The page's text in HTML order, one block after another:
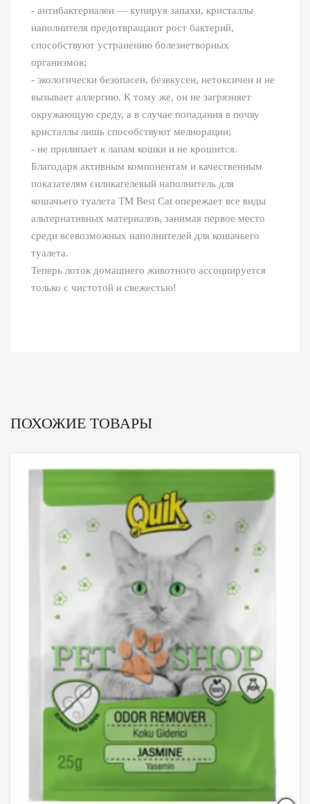
- антибактериален ― купируя запахи, кристаллы
наполнителя предотвращают рост бактерий,
способствуют устранению болезнетворных
организмов;
- экологически безопасен, безвкусен, нетоксичен и не
вызывает аллергию. К тому же, он не загрязняет
окружающую среду, а в случае попадания в почву
кристаллы лишь способствуют мелиорации;
- не прилипает к лапам кошки и не крошится.
Благодаря активным компонентам и качественным
показателям силикагелевый наполнитель для
кошачьего туалета ТМ Best Cat опережает все виды
альтернативных материалов, занимая первое место
среди всевозможных наполнителей для кошачьего
туалета.
Теперь лоток домашнего животного ассоциируется
только с чистотой и свежестью!
ПОХОЖИЕ ТОВАРЫ